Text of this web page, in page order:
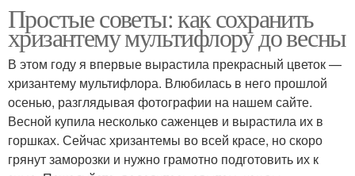
Простые советы: как сохранить
хризантему мультифлору до весны
В этом году я впервые вырастила прекрасный цветок —
хризантему мультифлора. Влюбилась в него прошлой
осенью, разглядывая фотографии на нашем сайте.
Весной купила несколько саженцев и вырастила их в
горшках. Сейчас хризантемы во всей красе, но скоро
грянут заморозки и нужно грамотно подготовить их к